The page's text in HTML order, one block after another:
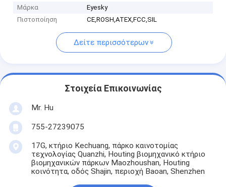
Μάρκα
Eyesky
Πιστοποίηση
CE,ROSH,ATEX,FCC,SIL
Δείτε περισσότερων
Στοιχεία Επικοινωνίας
Mr. Hu
755-27239075
17G, κτήριο Kechuang, πάρκο καινοτομίας
τεχνολογίας Quanzhi, Houting βιομηχανικό κτήριο
βιομηχανικών πάρκων Maozhoushan, Houting
κοινότητα, οδός Shajin, περιοχή Baoan, Shenzhen